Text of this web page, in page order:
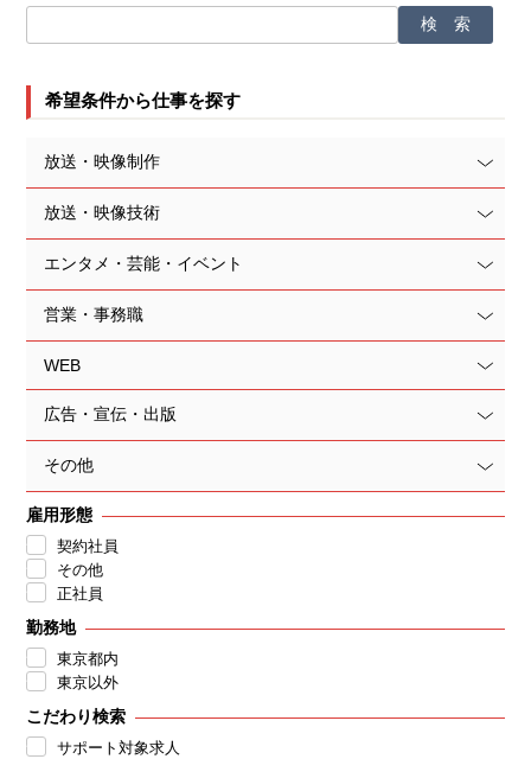
希望条件から仕事を探す
放送・映像制作
放送・映像技術
エンタメ・芸能・イベント
営業・事務職
WEB
広告・宣伝・出版
その他
雇用形態
契約社員
その他
正社員
勤務地
東京都内
東京以外
こだわり検索
サポート対象求人